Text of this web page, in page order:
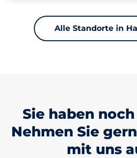
Alle Standorte in
Sie haben
Nehmen Sie
mit uns